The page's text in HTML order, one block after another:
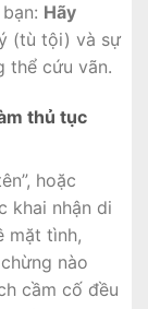
Hãy
(tù tội) và sự
thể cứu vãn.
thủ tục
hoặc
khai nhận di
mặt tình,
nào
cầm cố đều